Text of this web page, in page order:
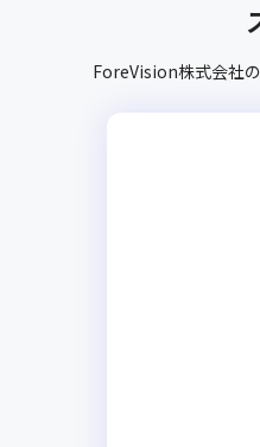
ForeVision株式会社